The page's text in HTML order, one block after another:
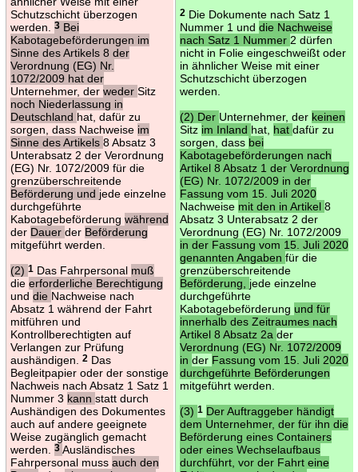
Schutzschicht überzogen
werden.
3Bei
Kabotagebeförderungen im
Sinne des Artikels 8 der
Verordnung (EG) Nr.
1072/2009 hat der
Unternehmer, der weder Sitz
noch Niederlassung in
Deutschland hat, dafür zu
sorgen, dass Nachweise im
Sinne des Artikels 8 Absatz 3
Unterabsatz 2 der Verordnung
(EG) Nr. 1072/2009 für die
grenzüberschreitende
Beförderung und jede einzelne
durchgeführte
Kabotagebeförderung während
der Dauer der Beförderung
mitgeführt werden.
(2) 1Das Fahrpersonal muß
die erforderliche Berechtigung
und die Nachweise nach
Absatz 1 während der Fahrt
mitführen und
Kontrollberechtigten auf
Verlangen zur Prüfung
aushändigen.
2Das
Begleitpapier oder der sonstige
Nachweis nach Absatz 1 Satz 1
Nummer 3 kann statt durch
Aushändigen des Dokumentes
auch auf andere geeignete
Weise zugänglich gemacht
werden.
3 Ausländisches
Fahrpersonal muss auch den
2Die Dokumente nach Satz 1
Nummer 1 und die Nachweise
nach Satz 1 Nummer 2 dürfen
nicht in Folie eingeschweißt oder
in ähnlicher Weise mit einer
Schutzschicht überzogen
werden.
(2) Der Unternehmer, der keinen
Sitz im Inland hat, hat dafür zu
sorgen, dass bei
Kabotagebeförderungen nach
Artikel 8 Absatz 1 der Verordnung
(EG) Nr. 1072/2009 in der
Fassung vom 15. Juli 2020
Nachweise mit den in Artikel 8
Absatz 3 Unterabsatz 2 der
Verordnung (EG) Nr. 1072/2009
in der Fassung vom 15. Juli 2020
genannten Angaben für die
grenzüberschreitende
Beförderung, jede einzelne
durchgeführte
Kabotagebeförderung und für
innerhalb des Zeitraumes nach
Artikel 8 Absatz 2a der
Verordnung (EG) Nr. 1072/2009
in der Fassung vom 15. Juli 2020
durchgeführte Beförderungen
mitgeführt werden.
(3) 1 Der Auftraggeber händigt
dem Unternehmer, der für ihn die
Beförderung eines Containers
oder eines Wechselaufbaus
durchführt, vor der Fahrt eine